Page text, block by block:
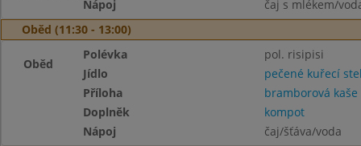
Nápoj
čaj s mlékem/
Oběd (11:30 - 13:00)
Oběd
Polévka
pol. risipisi
Jídlo
pečené kuřecí
Příloha
bramborová kaše
Doplněk
kompot
Nápoj
čaj/šťáva/voda